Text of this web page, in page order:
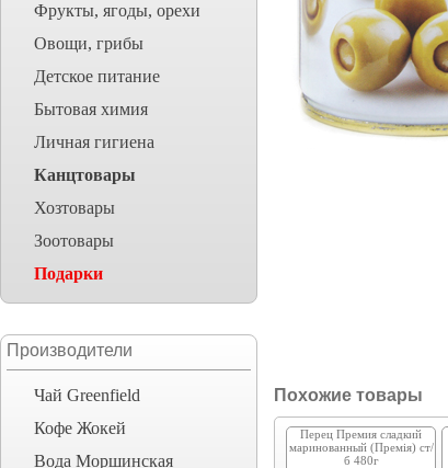
Фрукты, ягоды, орехи
Овощи, грибы
Детское питание
Бытовая химия
Личная гигиена
Канцтовары
Хозтовары
Зоотовары
Подарки
Производители
Чай Greenfield
Кофе Жокей
Вода Моршинская
Похожие товары
Перец Премия сладкий
маринованный (Премія) ст/
б 480г